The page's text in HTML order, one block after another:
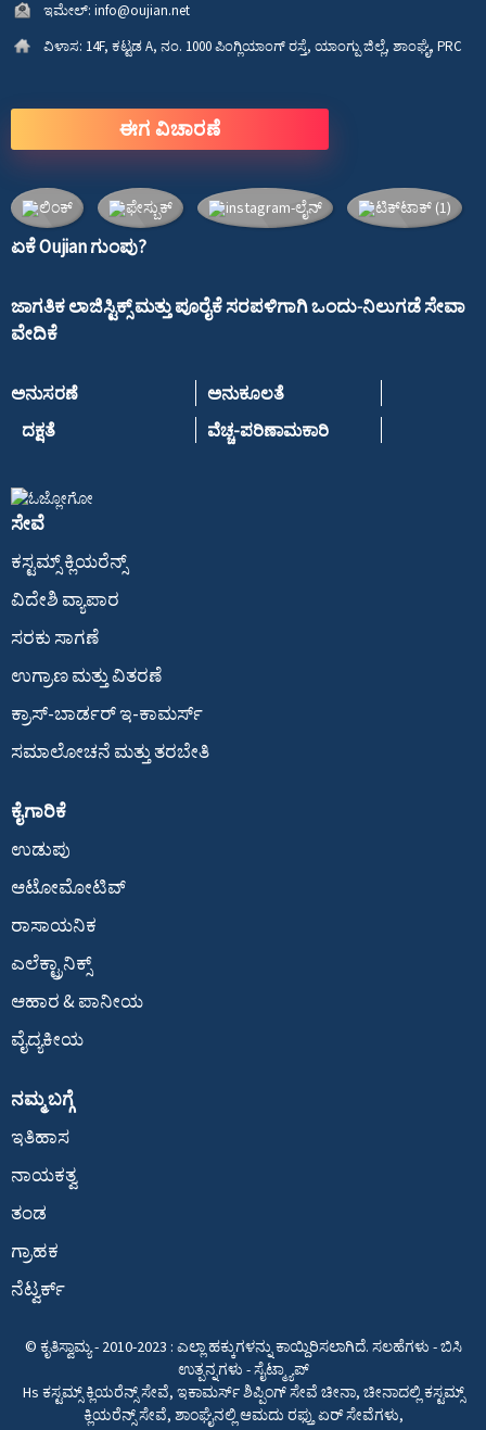
ಇಮೇಲ್: info@oujian.net
ವಿಳಾಸ: 14F, ಕಟ್ಟಡ A, ನಂ. 1000 ಪಿಂಗ್ಲಿಯಾಂಗ್ ರಸ್ತೆ, ಯಾಂಗ್ಪು ಜಿಲ್ಲೆ, ಶಾಂಘೈ, PRC
ಈಗ ವಿಚಾರಣೆ
ಏಕೆ Oujian ಗುಂಪು?
ಜಾಗತಿಕ ಲಾಜಿಸ್ಟಿಕ್ಸ್ ಮತ್ತು ಪೂರೈಕೆ ಸರಪಳಿಗಾಗಿ ಒಂದು-ನಿಲುಗಡೆ ಸೇವಾ
ವೇದಿಕೆ
ಅನುಸರಣೆ
ಅನುಕೂಲತೆ
ದಕ್ಷತೆ
ವೆಚ್ಚ-ಪರಿಣಾಮಕಾರಿ
ಸೇವೆ
ಕಸ್ಟಮ್ಸ್ ಕ್ಲಿಯರೆನ್ಸ್
ವಿದೇಶಿ ವ್ಯಾಪಾರ
ಸರಕು ಸಾಗಣೆ
ಉಗ್ರಾಣ ಮತ್ತು ವಿತರಣೆ
ಕ್ರಾಸ್-ಬಾರ್ಡರ್ ಇ-ಕಾಮರ್ಸ್
ಸಮಾಲೋಚನೆ ಮತ್ತು ತರಬೇತಿ
ಕೈಗಾರಿಕೆ
ಉಡುಪು
ಆಟೋಮೋಟಿವ್
ರಾಸಾಯನಿಕ
ಎಲೆಕ್ಟ್ರಾನಿಕ್ಸ್
ಆಹಾರ & ಪಾನೀಯ
ವೈದ್ಯಕೀಯ
ನಮ್ಮ ಬಗ್ಗೆ
ಇತಿಹಾಸ
ನಾಯಕತ್ವ
ತಂಡ
ಗ್ರಾಹಕ
ನೆಟ್ವರ್ಕ್
© ಕೃತಿಸ್ವಾಮ್ಯ - 2010-2023 : ಎಲ್ಲಾ ಹಕ್ಕುಗಳನ್ನು ಕಾಯ್ದಿರಿಸಲಾಗಿದೆ. ಸಲಹೆಗಳು -ಬಿಸಿ
ಉತ್ಪನ್ನಗಳು -ಸೈಟ್ಮ್ಯಾಪ್
Hs ಕಸ್ಟಮ್ಸ್ ಕ್ಲಿಯರೆನ್ಸ್ ಸೇವೆ, ಇಕಾಮರ್ಸ್ ಶಿಪ್ಪಿಂಗ್ ಸೇವೆ ಚೀನಾ, ಚೀನಾದಲ್ಲಿ ಕಸ್ಟಮ್ಸ್
ಕ್ಲಿಯರೆನ್ಸ್ ಸೇವೆ, ಶಾಂಘೈನಲ್ಲಿ ಆಮದು ರಫ್ತು ಏರ್ ಸೇವೆಗಳು,